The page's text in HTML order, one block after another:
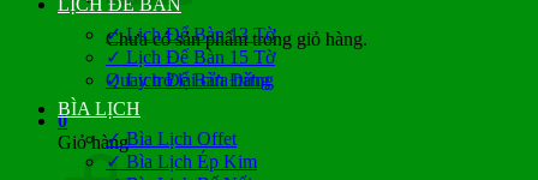
Chưa có sản phẩm trong giỏ hàng.
Quay trở lại cửa hàng
0
Giỏ hàng
LỊCH ĐỂ BÀN
✓ Lịch Để Bàn 13 Tờ
✓ Lịch Để Bàn 15 Tờ
✓ Lịch Để Bàn Đứng
BÌA LỊCH
✓ Bìa Lịch Offet
✓ Bìa Lịch Ép Kim